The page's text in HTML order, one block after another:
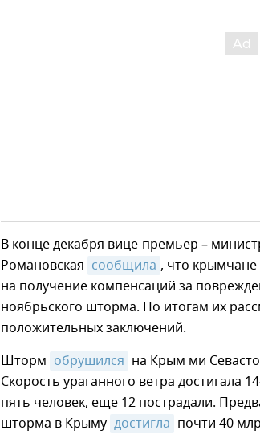
В конце декабря вице-премьер –
Романовская сообщила , что крымчане
на получение компенсаций за
ноябрьского шторма. По итогам их
положительных заключений.
Шторм обрушился на Крым ми
Скорость ураганного ветра достигала
пять человек, еще 12 пострадали.
шторма в Крыму достигла почти 40